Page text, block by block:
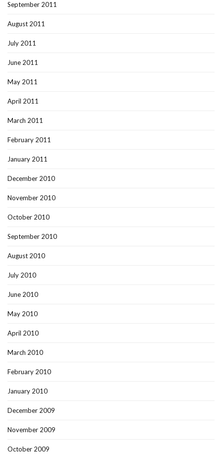
September 2011
August 2011
July 2011
June 2011
May 2011
April 2011
March 2011
February 2011
January 2011
December 2010
November 2010
October 2010
September 2010
August 2010
July 2010
June 2010
May 2010
April 2010
March 2010
February 2010
January 2010
December 2009
November 2009
October 2009